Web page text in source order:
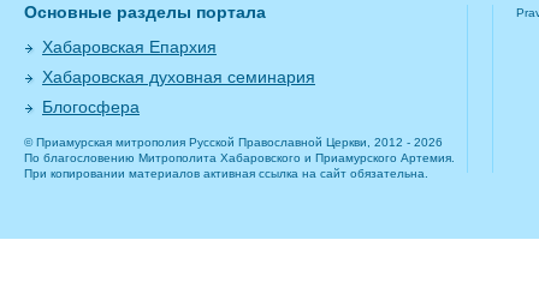
Основные разделы портала
Хабаровская Епархия
Хабаровская духовная семинария
Блогосфера
© Приамурская митрополия Русской Православной Церкви, 2012 - 2026
По благословению Митрополита Хабаровского и Приамурского Артемия.
При копировании материалов активная ссылка на сайт обязательна.